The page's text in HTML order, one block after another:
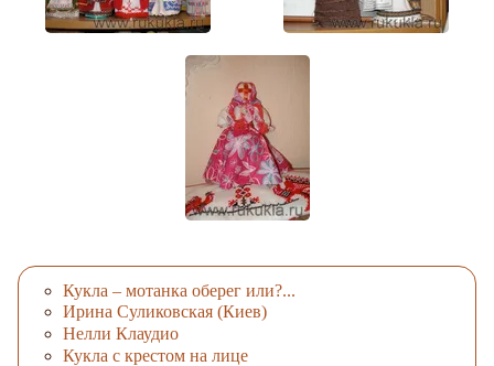
Кукла – мотанка оберег или?...
Ирина Суликовская (Киев)
Нелли Клаудио
Кукла с крестом на лице